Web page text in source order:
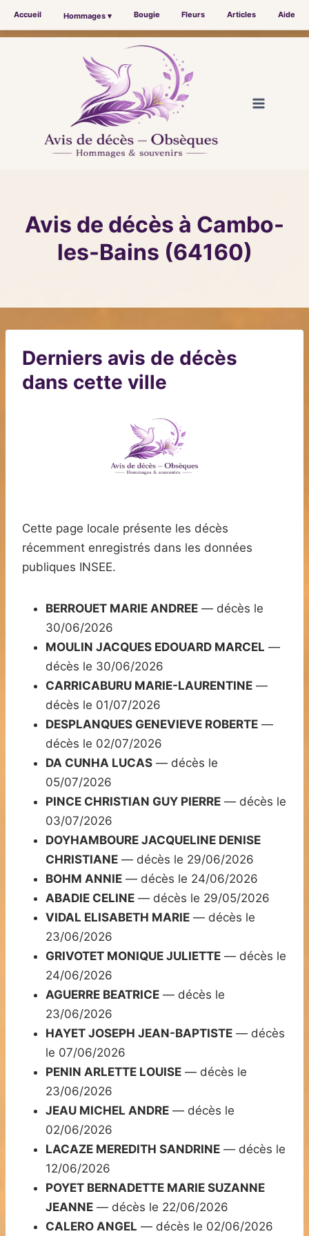
Accueil Hommages ▾ Bougie Fleurs Articles Aide
Avis de décès à Cambo-
les-Bains (64160)
Derniers avis de décès
dans cette ville
Cette page locale présente les décès
récemment enregistrés dans les données
publiques INSEE.
BERROUET MARIE ANDREE — décès le
30/06/2026
MOULIN JACQUES EDOUARD MARCEL —
décès le 30/06/2026
CARRICABURU MARIE-LAURENTINE —
décès le 01/07/2026
DESPLANQUES GENEVIEVE ROBERTE —
décès le 02/07/2026
DA CUNHA LUCAS — décès le
05/07/2026
PINCE CHRISTIAN GUY PIERRE — décès le
03/07/2026
DOYHAMBOURE JACQUELINE DENISE
CHRISTIANE — décès le 29/06/2026
BOHM ANNIE — décès le 24/06/2026
ABADIE CELINE — décès le 29/05/2026
VIDAL ELISABETH MARIE — décès le
23/06/2026
GRIVOTET MONIQUE JULIETTE — décès le
24/06/2026
AGUERRE BEATRICE — décès le
23/06/2026
HAYET JOSEPH JEAN-BAPTISTE — décès
le 07/06/2026
PENIN ARLETTE LOUISE — décès le
23/06/2026
JEAU MICHEL ANDRE — décès le
02/06/2026
LACAZE MEREDITH SANDRINE — décès le
12/06/2026
POYET BERNADETTE MARIE SUZANNE
JEANNE — décès le 22/06/2026
CALERO ANGEL — décès le 02/06/2026